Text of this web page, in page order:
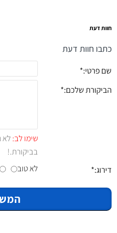
חוות דעת
כתבו חוות דעת
שם פרטי:
הביקורת שלכם:
שימו לב:
בביקורת.!
דירוג:
לא טוב